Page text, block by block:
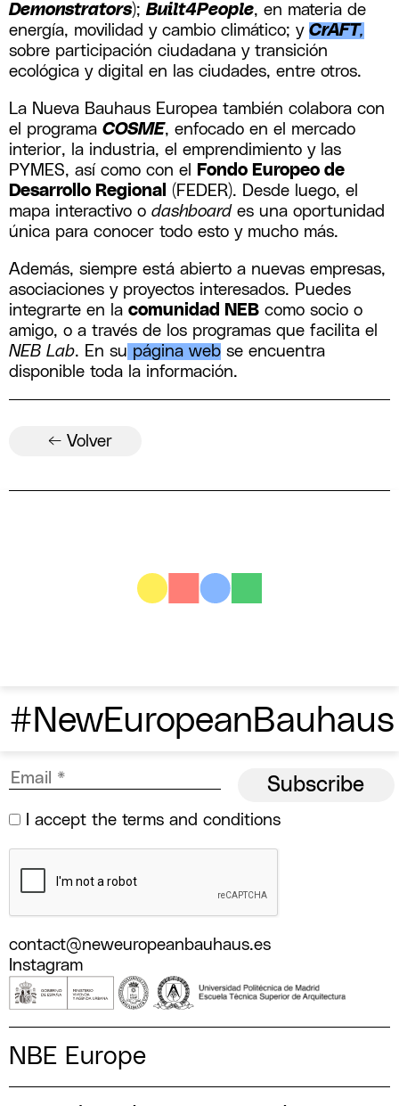
Demonstrators); Built4People, en materia de
energía, movilidad y cambio climático; y CrAFT,
sobre participación ciudadana y transición
ecológica y digital en las ciudades, entre otros.
La Nueva Bauhaus Europea también colabora con
el programa COSME, enfocado en el mercado
interior, la industria, el emprendimiento y las
PYMES, así como con el
Fondo Europeo de
Desarrollo Regional
(FEDER). Desde luego, el
mapa interactivo o dashboard es una oportunidad
única para conocer todo esto y mucho más.
Además, siempre está abierto a nuevas empresas,
asociaciones y proyectos interesados. Puedes
integrarte en la comunidad NEBcomo socio o
amigo, o a través de los programas que facilita el
NEB Lab. En su página webse encuentra
disponible toda la información.
← Volver
#NewEuropeanBauhaus
I accept the terms and conditions
contact@neweuropeanbauhaus.es
Instagram
NBE Europe